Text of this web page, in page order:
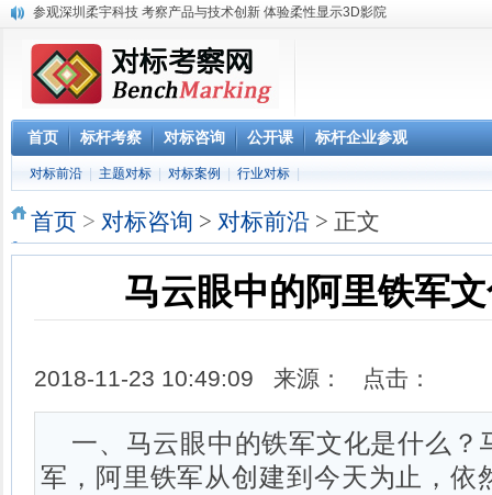
《解密阿里巴巴政委体系》大纲-1天
参观阿里巴巴网上预约 阿里巴巴西溪访客中心预约
阿里巴巴数字化组织及领导力课程
2023年 标杆学习俱乐部考察公开课学习计划
华南区域标杆企业目录
华北标杆企业目录
华东标杆企业目录
首页 标杆考察 对标咨询 公开课 标杆企业参观
对标前沿 主题对标 对标案例 行业对标
首页 > 对标咨询 > 对标前沿 > 正文
马云眼中的阿里铁军
2018-11-23 10:49:09 来源： 点击：
一、马云眼中的铁军文化是什么？
军，阿里铁军从创建到今天为止，依